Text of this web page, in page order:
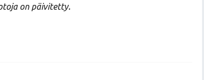
on päivitetty.